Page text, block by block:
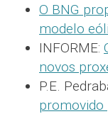
O BNG
modelo
INFORME:
novos
P.E.